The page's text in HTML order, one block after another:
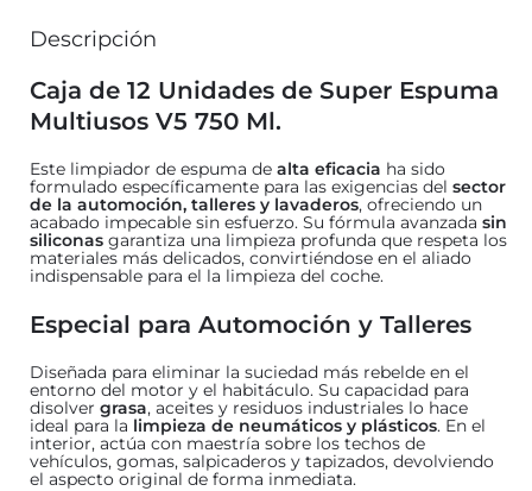
Descripción
Caja de 12 Unidades de Super Espuma
Multiusos V5 750 Ml.
Este limpiador de espuma de alta eficacia ha sido
formulado específicamente para las exigencias del sector
de la automoción, talleres y lavaderos, ofreciendo un
acabado impecable sin esfuerzo. Su fórmula avanzada sin
siliconas garantiza una limpieza profunda que respeta los
materiales más delicados, convirtiéndose en el aliado
indispensable para el la limpieza del coche.
Especial para Automoción y Talleres
Diseñada para eliminar la suciedad más rebelde en el
entorno del motor y el habitáculo. Su capacidad para
disolver grasa, aceites y residuos industriales lo hace
ideal para la limpieza de neumáticos y plásticos. En el
interior, actúa con maestría sobre los techos de
vehículos, gomas, salpicaderos y tapizados, devolviendo
el aspecto original de forma inmediata.